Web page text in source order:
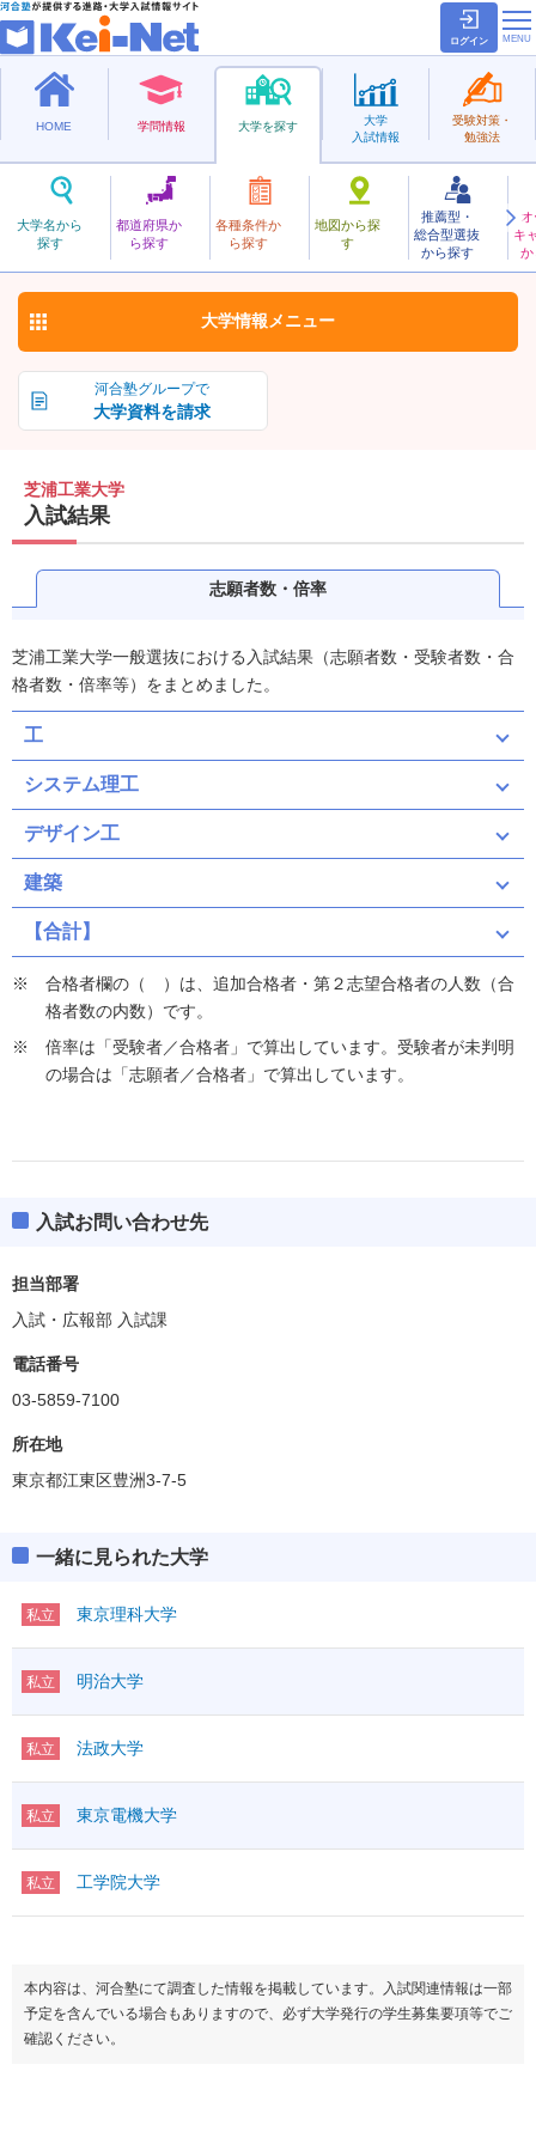
ログイン
HOME 学問情報 大学を探す
大学名から
探す
都道府県か
ら探す
各種条件か
ら探す
地図から探
す
推薦型・
総合型選抜
から探す
キ
か
大学
入試情報
受験対策・
勉強法
私立
しばうらこうぎょう
芝浦工業大学 お気に入り
河合塾グループで
大学資料を請求
大学情報 メニュー
芝浦工業大学
入試結果
志願者数・倍率
芝浦工業大学一般選抜における入試結果（志願者数・受験者数・合
格者数・倍率等）をまとめました。
工
システム理工
デザイン工
建築
【合計】
合格者欄の（ ）は、追加合格者・第２志望合格者の人数（合
格者数の内数）です。
倍率は「受験者／合格者」で算出しています。受験者が未判明
の場合は「志願者／合格者」で算出しています。
入試お問い合わせ先
担当部署
入試・広報部 入試課
電話番号
03-5859-7100
所在地
東京都江東区豊洲3-7-5
一緒に見られた大学
私立 東京理科大学
私立 明治大学
私立 法政大学
私立 東京電機大学
私立 工学院大学
本内容は、河合塾にて調査した情報を掲載しています。入試関連情報は一部
予定を含んでいる場合もありますので、必ず大学発行の学生募集要項等でご
確認ください。